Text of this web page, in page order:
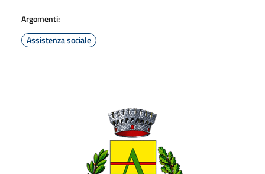
Argomenti:
Assistenza sociale